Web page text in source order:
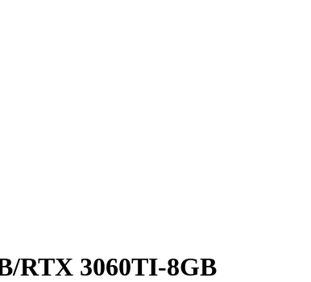
RTX 3060TI-8GB